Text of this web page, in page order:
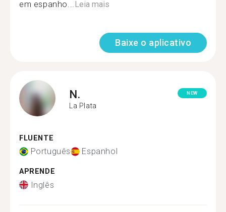
em espanho... Leia mais
Baixe o aplicativo
N.
La Plata
NEW
FLUENTE
Português Espanhol
APRENDE
Inglês